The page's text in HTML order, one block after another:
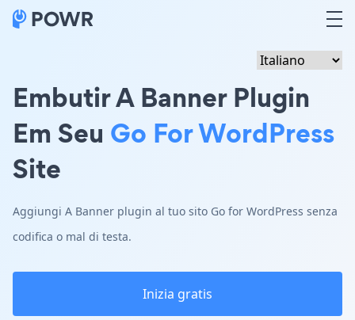
Embutir A Banner Plugin
Em Seu Go For WordPress
Site
Aggiungi A Banner plugin al tuo sito Go for WordPress senza
codifica o mal di testa.
Inizia gratis